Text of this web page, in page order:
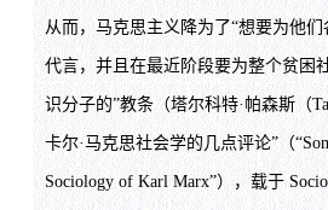
从而，马克思主义降为了“想要为他
代言，并且在最近阶段要为整个贫困
识分子的”教条（塔尔科特·帕森斯（
卡尔·马克思社会学的几点评论”（
Sociology of Karl Marx”），载于